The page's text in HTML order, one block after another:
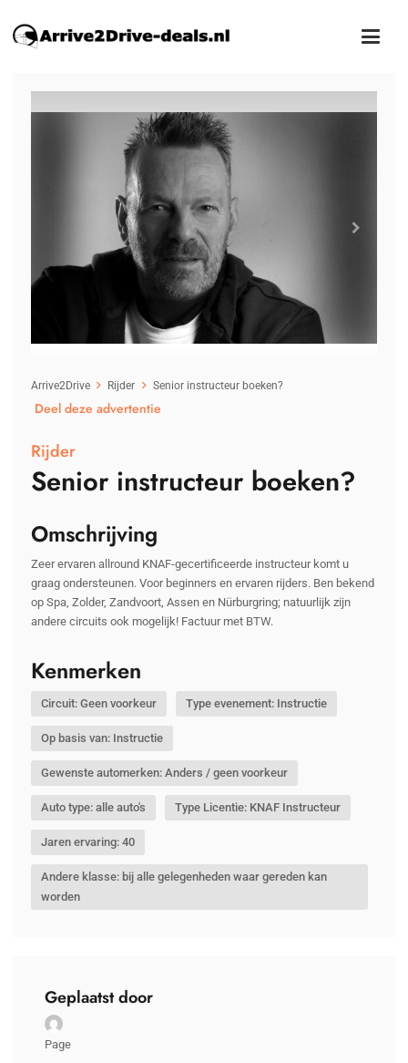
Arrive2Drive Rijder Senior instructeur boeken?
Deel deze advertentie
Rijder
Senior instructeur boeken?
Omschrijving
Zeer ervaren allround KNAF-gecertificeerde instructeur komt u
graag ondersteunen. Voor beginners en ervaren rijders. Ben bekend
op Spa, Zolder, Zandvoort, Assen en Nürburgring; natuurlijk zijn
andere circuits ook mogelijk! Factuur met BTW.
Kenmerken
Circuit: Geen voorkeur Type evenement: Instructie
Op basis van: Instructie
Gewenste automerken: Anders / geen voorkeur
Auto type: alle auto's Type Licentie: KNAF Instructeur
Jaren ervaring: 40
Andere klasse: bij alle gelegenheden waar gereden kan
worden
Geplaatst door
Page